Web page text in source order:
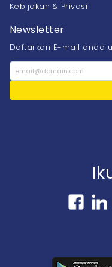
Kebijakan & Privasi
Newsletter
Daftarkan E-mail anda